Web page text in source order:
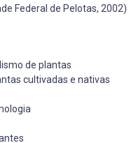
Federal de Pelotas, 2002)
de plantas
cultivadas e nativas